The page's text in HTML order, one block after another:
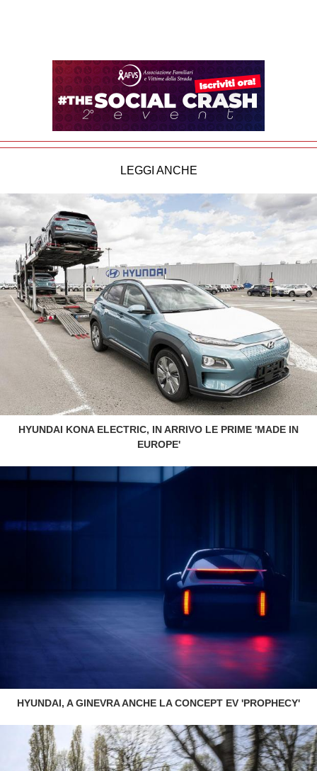
LEGGI ANCHE
HYUNDAI KONA ELECTRIC, IN ARRIVO LE PRIME 'MADE IN
EUROPE'
HYUNDAI, A GINEVRA ANCHE LA CONCEPT EV 'PROPHECY'